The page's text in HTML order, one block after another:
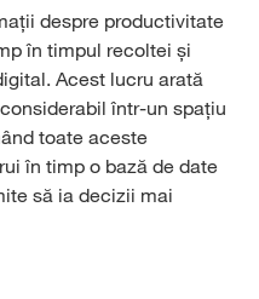
despre productivitate
în timpul recoltei și
Acest lucru arată
într-un spațiu
toate aceste
în timp o bază de date
să ia decizii mai